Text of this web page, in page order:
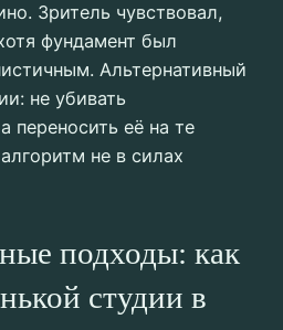
Зритель чувствовал,
фундамент был
Альтернативный
не убивать
переносить её на те
не в силах
подходы: как
студии в